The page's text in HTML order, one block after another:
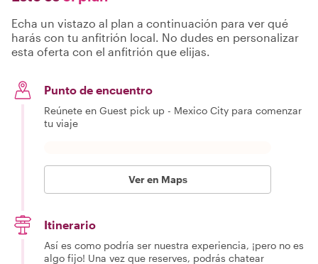
Echa un vistazo al plan a continuación para ver qué
harás con tu anfitrión local. No dudes en personalizar
esta oferta con el anfitrión que elijas.
Punto de encuentro
Reúnete en Guest pick up - Mexico City para comenzar
tu viaje
Ver en Maps
Itinerario
Así es como podría ser nuestra experiencia, ¡pero no es
algo fijo! Una vez que reserves, podrás chatear